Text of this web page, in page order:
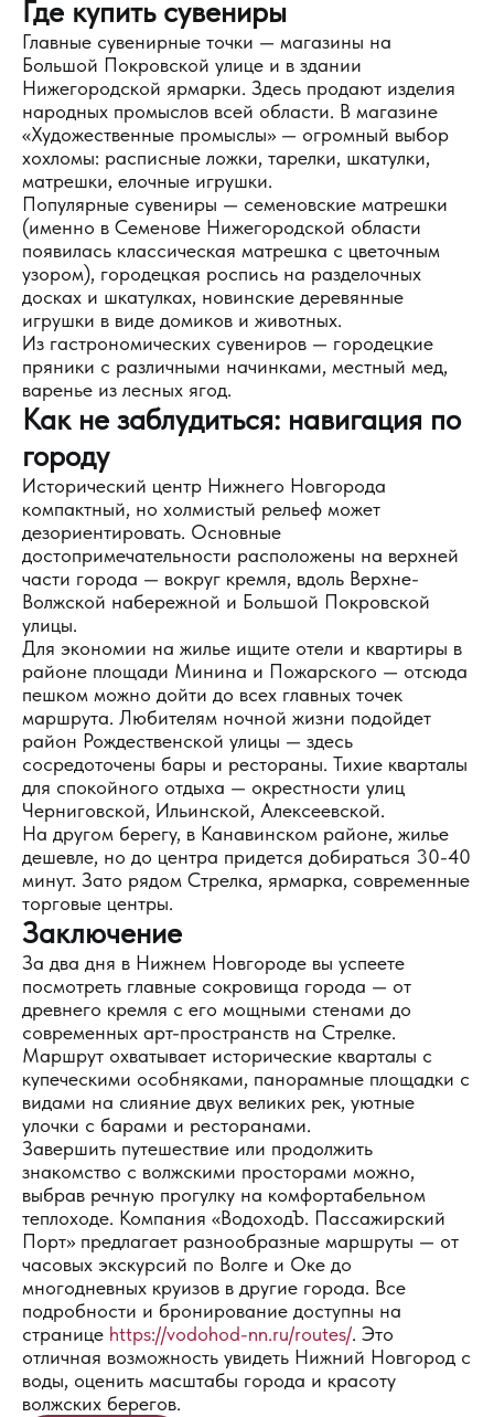
Где купить сувениры
Главные сувенирные точки — магазины на
Большой Покровской улице и в здании
Нижегородской ярмарки. Здесь продают изделия
народных промыслов всей области. В магазине
«Художественные промыслы» — огромный выбор
хохломы: расписные ложки, тарелки, шкатулки,
матрешки, елочные игрушки.
Популярные сувениры — семеновские матрешки
(именно в Семенове Нижегородской области
появилась классическая матрешка с цветочным
узором), городецкая роспись на разделочных
досках и шкатулках, новинские деревянные
игрушки в виде домиков и животных.
Из гастрономических сувениров — городецкие
пряники с различными начинками, местный мед,
варенье из лесных ягод.
Как не заблудиться: навигация по
городу
Исторический центр Нижнего Новгорода
компактный, но холмистый рельеф может
дезориентировать. Основные
достопримечательности расположены на верхней
части города — вокруг кремля, вдоль Верхне-
Волжской набережной и Большой Покровской
улицы.
Для экономии на жилье ищите отели и квартиры в
районе площади Минина и Пожарского — отсюда
пешком можно дойти до всех главных точек
маршрута. Любителям ночной жизни подойдет
район Рождественской улицы — здесь
сосредоточены бары и рестораны. Тихие кварталы
для спокойного отдыха — окрестности улиц
Черниговской, Ильинской, Алексеевской.
На другом берегу, в Канавинском районе, жилье
дешевле, но до центра придется добираться 30-40
минут. Зато рядом Стрелка, ярмарка, современные
торговые центры.
Заключение
За два дня в Нижнем Новгороде вы успеете
посмотреть главные сокровища города — от
древнего кремля с его мощными стенами до
современных арт-пространств на Стрелке.
Маршрут охватывает исторические кварталы с
купеческими особняками, панорамные площадки с
видами на слияние двух великих рек, уютные
улочки с барами и ресторанами.
Завершить путешествие или продолжить
знакомство с волжскими просторами можно,
выбрав речную прогулку на комфортабельном
теплоходе. Компания «ВодоходЪ. Пассажирский
Порт» предлагает разнообразные маршруты — от
часовых экскурсий по Волге и Оке до
многодневных круизов в другие города. Все
подробности и бронирование доступны на
странице https://vodohod-nn.ru/routes/. Это
отличная возможность увидеть Нижний Новгород с
воды, оценить масштабы города и красоту
волжских берегов.